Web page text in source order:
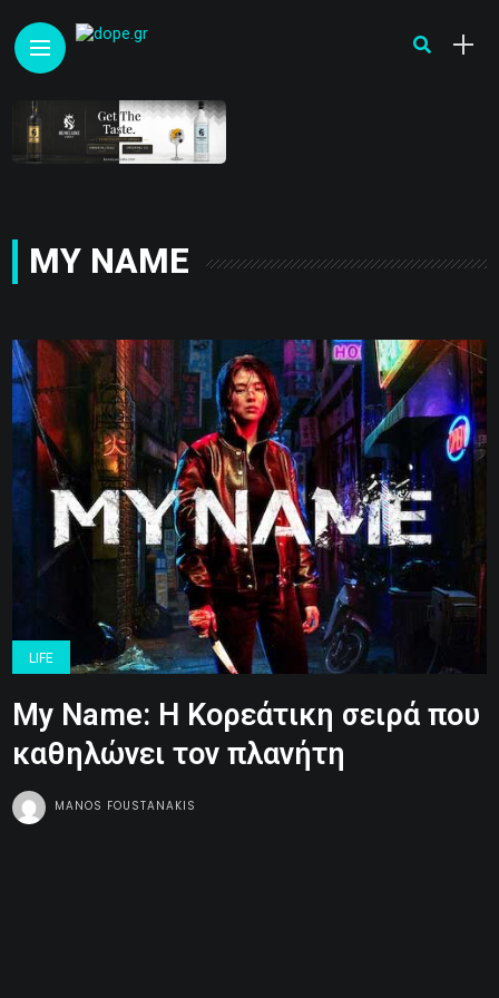
MY NAME
LIFE
Μy Name: Η Κορεάτικη σειρά που
καθηλώνει τον πλανήτη
MANOS FOUSTANAKIS